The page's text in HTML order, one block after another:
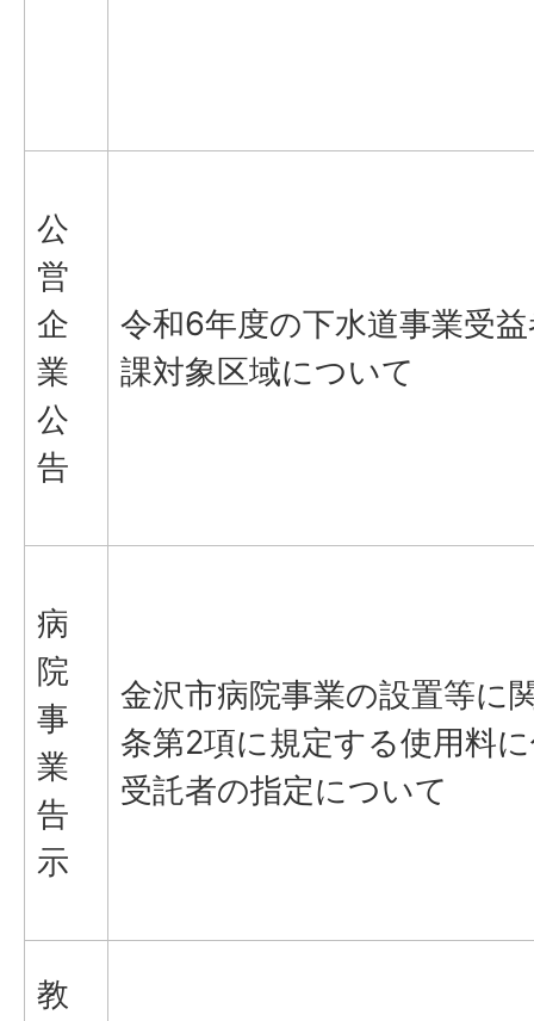
公
営
企
業
公
告
令和6年度の下水道事業受
課対象区域について
病
院
事
業
告
示
金沢市病院事業の設置等に
条第2項に規定する使用料
受託者の指定について
教